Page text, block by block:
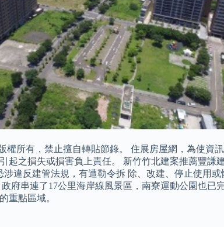
權所有，禁止擅自轉貼節錄。 住展房屋網，為使
之損失或損害負上責任。 新竹竹北建案推薦豐謙
違反建管法規，有遭勒令拆 除、改建、停止使用
府串連了17公里海岸線風景區，南寮運動公園也已
重點區域。